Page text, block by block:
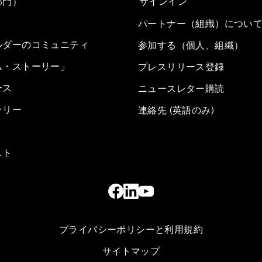
ーのコミュニティ
ストーリー」
リー
パートナー（組織）につい
参加する（個人、組織）
プレスリリース登録
ニュースレター購読
連絡先 (英語のみ)
プライバシーポリシーと利用規約
サイトマップ